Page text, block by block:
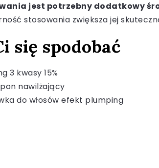
jest potrzebny dodatkowy
stosowania zwiększa jej
się spodobać
3 kwasy 15%
nawilżający
do włosów efekt plumping